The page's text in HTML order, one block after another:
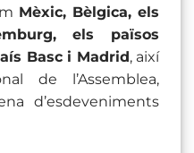
Mèxic, Bèlgica, els
els països
Basc i Madrid, així
de l’Assemblea,
d’esdeveniments